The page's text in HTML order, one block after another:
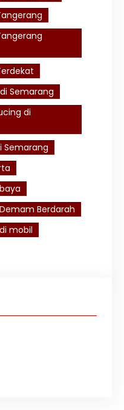
Semarang
di
Semarang
Berdarah
mobil